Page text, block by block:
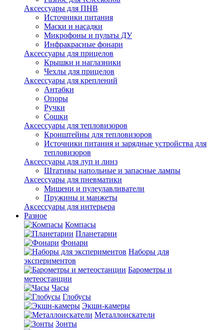
Аксессуары для ПНВ
Источники питания
Маски и насадки
Микрофоны и пульты ДУ
Инфракрасные фонари
Аксессуары для прицелов
Крышки и наглазники
Чехлы для прицелов
Аксессуары для креплений
Антабки
Опоры
Ручки
Сошки
Аксессуары для тепловизоров
Кронштейны для тепловизоров
Источники питания и зарядные устройства для
тепловизоров
Аксессуары для луп и линз
Штативы напольные и запасные лампы
Аксессуары для пневматики
Мишени и пулеулавливатели
Пружины и манжеты
Аксессуары для интерьера
Разное
Компасы
Планетарии
Фонари
Наборы для
экспериментов
Барометры и
метеостанции
Часы
Глобусы
Экшн-камеры
Металлоискатели
Зонты